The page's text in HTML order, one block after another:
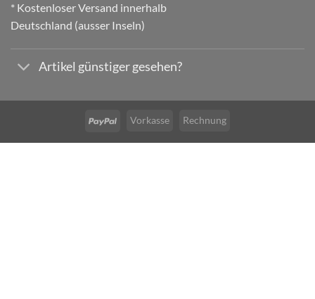
* Kostenloser Versand innerhalb
Deutschland (ausser Inseln)
Artikel günstiger gesehen?
Vorkasse Rechnung